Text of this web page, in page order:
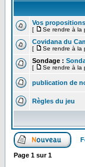
Vos propositions
[ Se rendre à la
Covidana du
[ Se rendre à la
Sondage :
[ Se rendre à la
publication de
Règles du jeu
Page 1 sur1